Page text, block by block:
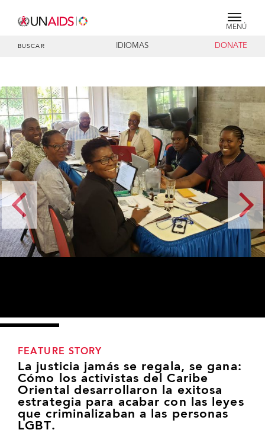
MENÚ
BUSCAR IDIOMAS DONATE
FEATURE STORY
La justicia jamás se regala, se gana:
Cómo los activistas del Caribe
Oriental desarrollaron la exitosa
estrategia para acabar con las leyes
que criminalizaban a las personas
LGBT.